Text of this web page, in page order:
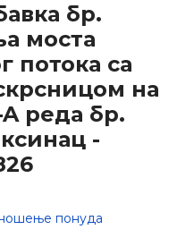
бр.
моста
потока са
на
реда бр.
-
понуда